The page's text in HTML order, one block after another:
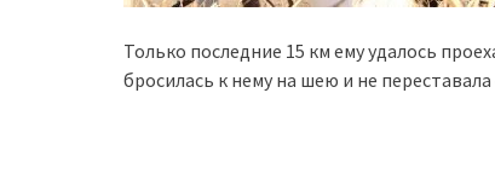
Только последние 15 км ему удалось
бросилась к нему на шею и не